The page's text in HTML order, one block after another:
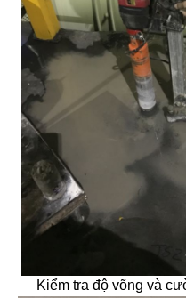
Kiểm tra độ võng và